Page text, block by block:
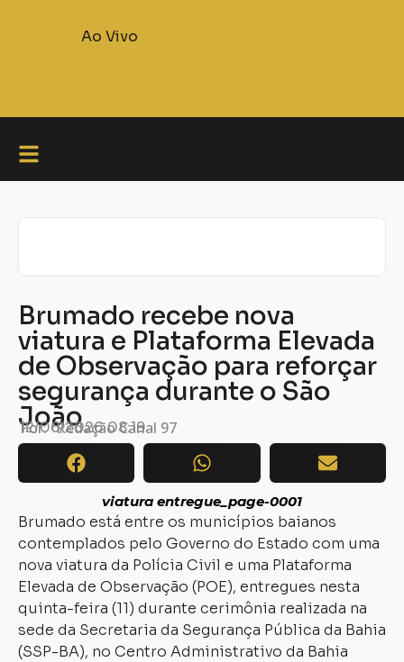
Ao Vivo
Brumado recebe nova
viatura e Plataforma Elevada
de Observação para reforçar
segurança durante o São
João
Por: Redação Canal 97
12/06/2026 08:19
viatura entregue_page-0001
Brumado está entre os municípios baianos
contemplados pelo Governo do Estado com uma
nova viatura da Polícia Civil e uma Plataforma
Elevada de Observação (POE), entregues nesta
quinta-feira (11) durante cerimônia realizada na
sede da Secretaria da Segurança Pública da Bahia
(SSP-BA), no Centro Administrativo da Bahia